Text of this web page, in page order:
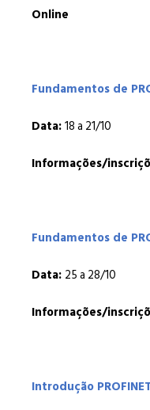
Online
Fundamentos de
Data:18 a 21/10
Informações/
Fundamentos de
Data: 25 a 28/10
Informações/
Introdução